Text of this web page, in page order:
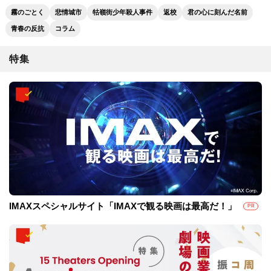
霧のごとく 悲情城市 牯嶺街少年殺人事件 返校 君の心に刻んだ名前
青春の反抗 コラム
特集
IMAXスペシャルサイト「IMAXで観る映画は最高だ！」 PR